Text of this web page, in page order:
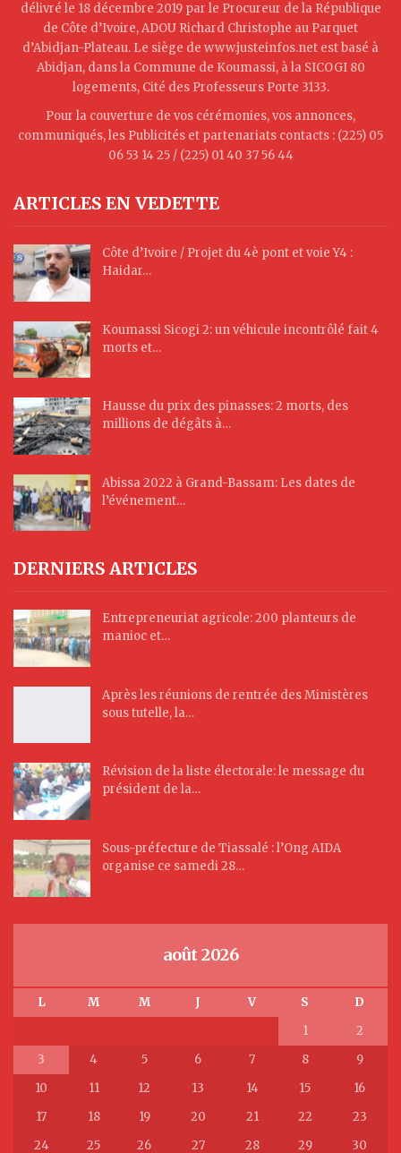
délivré le 18 décembre 2019 par le Procureur de la République
de Côte d’Ivoire, ADOU Richard Christophe au Parquet
d’Abidjan-Plateau. Le siège de www.justeinfos.net est basé à
Abidjan, dans la Commune de Koumassi, à la SICOGI 80
logements, Cité des Professeurs Porte 3133.
Pour la couverture de vos cérémonies, vos annonces,
communiqués, les Publicités et partenariats contacts : (225) 05
06 53 14 25 / (225) 01 40 37 56 44
ARTICLES EN VEDETTE
Côte d’Ivoire / Projet du 4è pont et voie Y4 :
Haidar…
Koumassi Sicogi 2: un véhicule incontrôlé fait 4
morts et…
Hausse du prix des pinasses: 2 morts, des
millions de dégâts à…
Abissa 2022 à Grand-Bassam: Les dates de
l’événement…
DERNIERS ARTICLES
Entrepreneuriat agricole: 200 planteurs de
manioc et…
Après les réunions de rentrée des Ministères
sous tutelle, la…
Révision de la liste électorale: le message du
président de la…
Sous-préfecture de Tiassalé : l’Ong AIDA
organise ce samedi 28…
août 2026
L M M J V S
D
1
2
3
4 5 6 7 8
9
10
11 12 13 14 15
16
17
18 19 20 21 22
23
24
25 26 27 28 29 30